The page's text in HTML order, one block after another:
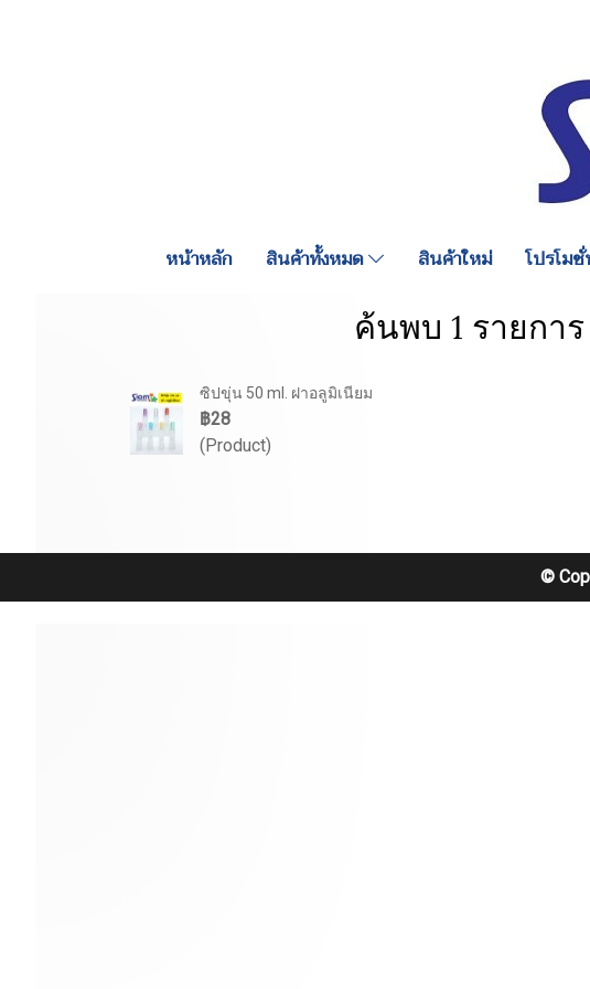
หน้าหลัก สินค้าทั้งหมด สินค้าใหม่ โปรโม
ค้นพบ 1 รายกา
ซิปขุ่น 50 ml. ฝาอลูมิเนียม
฿28
(Product)
©